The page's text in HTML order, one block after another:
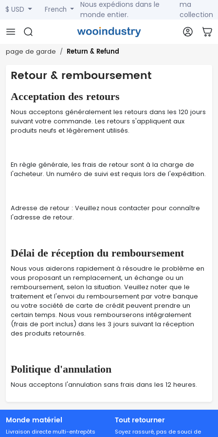
$ USD French
Nous expédions dans le
monde entier.
ma
collection
page de garde Return & Refund
Retour & remboursement
Acceptation des retours
Nous acceptons généralement les retours dans les 120 jours
suivant votre commande. Les retours s'appliquent aux
produits neufs et légèrement utilisés.
En règle générale, les frais de retour sont à la charge de
l'acheteur. Un numéro de suivi est requis lors de l'expédition.
Adresse de retour : Veuillez nous contacter pour connaître
l'adresse de retour.
Délai de réception du remboursement
Nous vous aiderons rapidement à résoudre le problème en
vous proposant un remplacement, un échange ou un
remboursement, selon la situation. Veuillez noter que le
traitement et l'envoi du remboursement par votre banque
ou votre société de carte de crédit peuvent prendre un
certain temps. Nous vous rembourserons intégralement
(frais de port inclus) dans les 3 jours suivant la réception
des produits retournés.
Politique d'annulation
Nous acceptons l'annulation sans frais dans les 12 heures.
Monde matériel
Livraison directe multi-entrepôts
Tout retourner
Soyez rassuré, pas de souci de